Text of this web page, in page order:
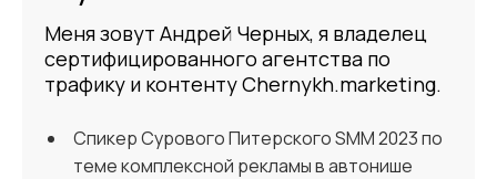
Меня зовут Андрей Черных, я владелец
сертифицированного агентства по
трафику и контенту Chernykh.marketing.
Спикер Сурового Питерского SMM 2023 по
теме комплексной рекламы в автонише